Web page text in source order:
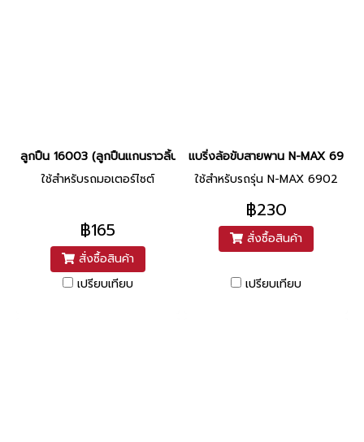
ลูกปืน 16003 (ลูกปืนแกนราวลิ้น Spark) ยี่ห้อ Nachi
ใช้สำหรับรถมอเตอร์ไซต์
฿165
สั่งซื้อสินค้า
เปรียบเทียบ
แบริ่งล้อขับสายพาน N-MAX 6902
ใช้สำหรับรถรุ่น N-MAX 6902
฿230
สั่งซื้อสินค้า
เปรียบเทียบ